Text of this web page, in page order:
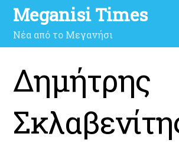
Meganisi Times
Νέα από το Μεγανήσι
Δημήτρης